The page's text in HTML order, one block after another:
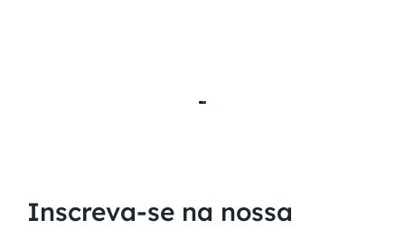
Inscreva-se na nossa